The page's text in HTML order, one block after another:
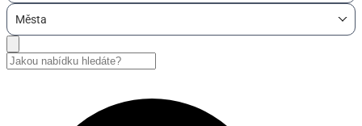
Města